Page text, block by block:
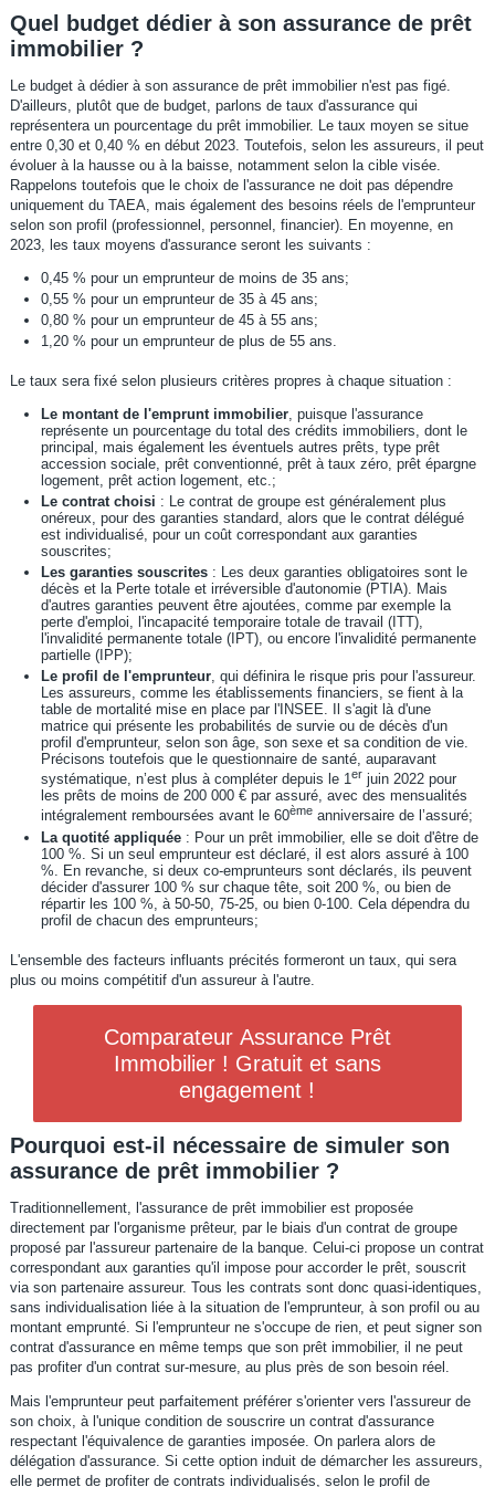
Quel budget dédier à son assurance de prêt
immobilier ?
Le budget à dédier à son assurance de prêt immobilier n'est pas figé.
D'ailleurs, plutôt que de budget, parlons de taux d'assurance qui
représentera un pourcentage du prêt immobilier. Le taux moyen se situe
entre 0,30 et 0,40 % en début 2023. Toutefois, selon les assureurs, il peut
évoluer à la hausse ou à la baisse, notamment selon la cible visée.
Rappelons toutefois que le choix de l'assurance ne doit pas dépendre
uniquement du TAEA, mais également des besoins réels de l'emprunteur
selon son profil (professionnel, personnel, financier). En moyenne, en
2023, les taux moyens d'assurance seront les suivants :
0,45 % pour un emprunteur de moins de 35 ans;
0,55 % pour un emprunteur de 35 à 45 ans;
0,80 % pour un emprunteur de 45 à 55 ans;
1,20 % pour un emprunteur de plus de 55 ans.
Le taux sera fixé selon plusieurs critères propres à chaque situation :
Le montant de l'emprunt immobilier, puisque l'assurance
représente un pourcentage du total des crédits immobiliers, dont le
principal, mais également les éventuels autres prêts, type prêt
accession sociale, prêt conventionné, prêt à taux zéro, prêt épargne
logement, prêt action logement, etc.;
Le contrat choisi : Le contrat de groupe est généralement plus
onéreux, pour des garanties standard, alors que le contrat délégué
est individualisé, pour un coût correspondant aux garanties
souscrites;
Les garanties souscrites: Les deux garanties obligatoires sont le
décès et la Perte totale et irréversible d'autonomie (PTIA). Mais
d'autres garanties peuvent être ajoutées, comme par exemple la
perte d'emploi, l'incapacité temporaire totale de travail (ITT),
l'invalidité permanente totale (IPT), ou encore l'invalidité permanente
partielle (IPP);
Le profil de l'emprunteur, qui définira le risque pris pour l'assureur.
Les assureurs, comme les établissements financiers, se fient à la
table de mortalité mise en place par l'INSEE. Il s'agit là d'une
matrice qui présente les probabilités de survie ou de décès d'un
profil d'emprunteur, selon son âge, son sexe et sa condition de vie.
Précisons toutefois que le questionnaire de santé, auparavant
systématique, n’est plus à compléter depuis le 1er juin 2022 pour
les prêts de moins de 200 000 € par assuré, avec des mensualités
intégralement remboursées avant le 60èmeanniversaire de l’assuré;
La quotité appliquée: Pour un prêt immobilier, elle se doit d'être de
100 %. Si un seul emprunteur est déclaré, il est alors assuré à 100
%. En revanche, si deux co-emprunteurs sont déclarés, ils peuvent
décider d'assurer 100 % sur chaque tête, soit 200 %, ou bien de
répartir les 100 %, à 50-50, 75-25, ou bien 0-100. Cela dépendra du
profil de chacun des emprunteurs;
L'ensemble des facteurs influants précités formeront un taux, qui sera
plus ou moins compétitif d'un assureur à l'autre.
Comparateur Assurance Prêt
Immobilier ! Gratuit et sans
engagement !
Pourquoi est-il nécessaire de simuler son
assurance de prêt immobilier ?
Traditionnellement, l'assurance de prêt immobilier est proposée
directement par l'organisme prêteur, par le biais d'un contrat de groupe
proposé par l'assureur partenaire de la banque. Celui-ci propose un contrat
correspondant aux garanties qu'il impose pour accorder le prêt, souscrit
via son partenaire assureur. Tous les contrats sont donc quasi-identiques,
sans individualisation liée à la situation de l'emprunteur, à son profil ou au
montant emprunté. Si l'emprunteur ne s'occupe de rien, et peut signer son
contrat d'assurance en même temps que son prêt immobilier, il ne peut
pas profiter d'un contrat sur-mesure, au plus près de son besoin réel.
Mais l'emprunteur peut parfaitement préférer s'orienter vers l'assureur de
son choix, à l'unique condition de souscrire un contrat d'assurance
respectant l'équivalence de garanties imposée. On parlera alors de
délégation d'assurance. Si cette option induit de démarcher les assureurs,
elle permet de profiter de contrats individualisés, selon le profil de